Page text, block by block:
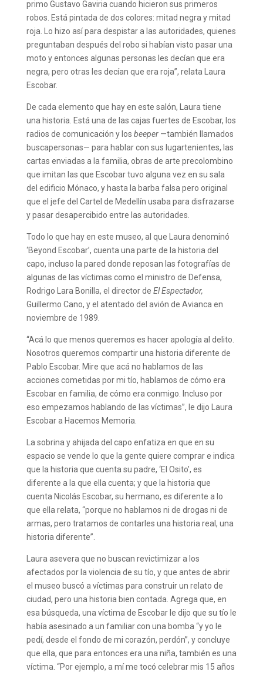
primo Gustavo Gaviria cuando hicieron sus primeros
robos. Está pintada de dos colores: mitad negra y mitad
roja. Lo hizo así para despistar a las autoridades, quienes
preguntaban después del robo si habían visto pasar una
moto y entonces algunas personas les decían que era
negra, pero otras les decían que era roja”, relata Laura
Escobar.
De cada elemento que hay en este salón, Laura tiene
una historia. Está una de las cajas fuertes de Escobar, los
radios de comunicación y los beeper—también llamados
buscapersonas— para hablar con sus lugartenientes, las
cartas enviadas a la familia, obras de arte precolombino
que imitan las que Escobar tuvo alguna vez en su sala
del edificio Mónaco, y hasta la barba falsa pero original
que el jefe del Cartel de Medellín usaba para disfrazarse
y pasar desapercibido entre las autoridades.
Todo lo que hay en este museo, al que Laura denominó
‘Beyond Escobar’, cuenta una parte de la historia del
capo, incluso la pared donde reposan las fotografías de
algunas de las víctimas como el ministro de Defensa,
Rodrigo Lara Bonilla, el director de El Espectador,
Guillermo Cano, y el atentado del avión de Avianca en
noviembre de 1989.
“Acá lo que menos queremos es hacer apología al delito.
Nosotros queremos compartir una historia diferente de
Pablo Escobar. Mire que acá no hablamos de las
acciones cometidas por mi tío, hablamos de cómo era
Escobar en familia, de cómo era conmigo. Incluso por
eso empezamos hablando de las víctimas”, le dijo Laura
Escobar a Hacemos Memoria.
La sobrina y ahijada del capo enfatiza en que en su
espacio se vende lo que la gente quiere comprar e indica
que la historia que cuenta su padre, ‘El Osito’, es
diferente a la que ella cuenta; y que la historia que
cuenta Nicolás Escobar, su hermano, es diferente a lo
que ella relata, “porque no hablamos ni de drogas ni de
armas, pero tratamos de contarles una historia real, una
historia diferente”.
Laura asevera que no buscan revictimizar a los
afectados por la violencia de su tío, y que antes de abrir
el museo buscó a víctimas para construir un relato de
ciudad, pero una historia bien contada. Agrega que, en
esa búsqueda, una víctima de Escobar le dijo que su tío le
había asesinado a un familiar con una bomba “y yo le
pedí, desde el fondo de mi corazón, perdón”, y concluye
que ella, que para entonces era una niña, también es una
víctima. “Por ejemplo, a mí me tocó celebrar mis 15 años